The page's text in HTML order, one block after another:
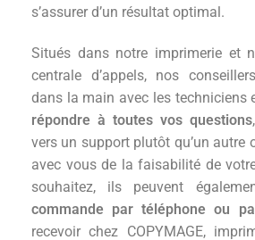
s’assurer d’un résultat optimal.
Situés dans notre imprimerie et
centrale d’appels, nos
dans la main avec les techniciens
répondre à toutes vos questions
vers un support plutôt qu’un autre
avec vous de la faisabilité de
souhaitez, ils peuvent
commande par téléphone ou
recevoir chez COPYMAGE,